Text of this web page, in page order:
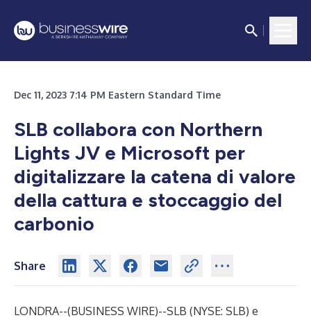
Dec 11, 2023 7:14 PM Eastern Standard Time
SLB collabora con Northern
Lights JV e Microsoft per
digitalizzare la catena di valore
della cattura e stoccaggio del
carbonio
Share
LONDRA--(BUSINESS WIRE)--SLB (NYSE: SLB) e